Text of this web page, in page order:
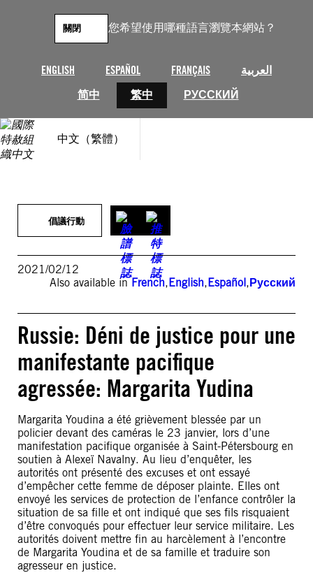
您希望使用哪種語言瀏覽本網站？
ENGLISH ESPAÑOL FRANÇAIS
العربية
简中
繁中 РУССКИЙ
關閉
中文（繁體）
倡議行動
2021/02/12
Also available inFrench,English,Español,Русский
Russie: Déni de justice pour une
manifestante pacifique
agressée: Margarita Yudina
Margarita Youdina a été grièvement blessée par un
policier devant des caméras le 23 janvier, lors d’une
manifestation pacifique organisée à Saint-Pétersbourg en
soutien à Alexeï Navalny. Au lieu d’enquêter, les
autorités ont présenté des excuses et ont essayé
d’empêcher cette femme de déposer plainte. Elles ont
envoyé les services de protection de l’enfance contrôler la
situation de sa fille et ont indiqué que ses fils risquaient
d’être convoqués pour effectuer leur service militaire. Les
autorités doivent mettre fin au harcèlement à l’encontre
de Margarita Youdina et de sa famille et traduire son
agresseur en justice.